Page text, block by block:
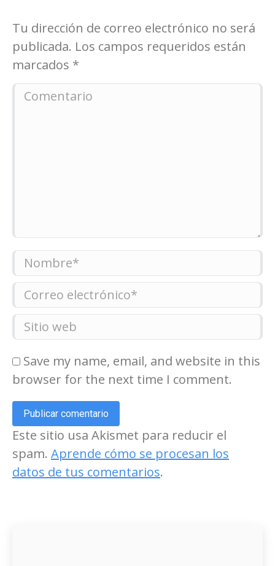
Tu dirección de correo electrónico no será
publicada. Los campos requeridos están
marcados *
Comentario
Nombre *
Correo electrónico *
Sitio web
Save my name, email, and website in this
browser for the next time I comment.
Publicar comentario
Este sitio usa Akismet para reducir el
spam. Aprende cómo se procesan los
datos de tus comentarios.